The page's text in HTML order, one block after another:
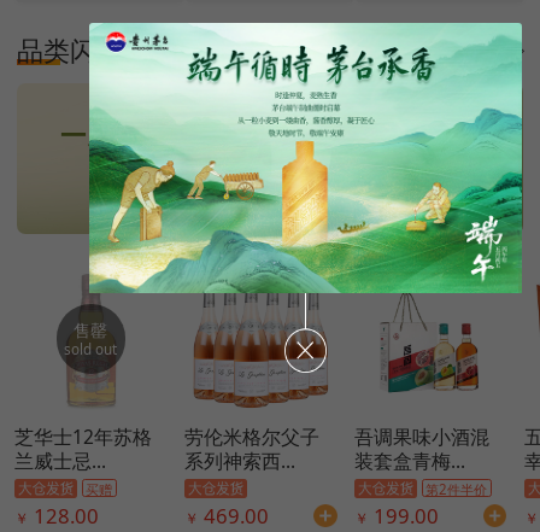
品类闪购 更多
售罄
sold out
芝华士12年苏格
兰威士忌...
买赠
￥ 128.00
劳伦米格尔父子
系列神索西...
￥ 469.00
吾调果味小酒混
装套盒青梅...
第2件半价
￥ 199.00 ￥